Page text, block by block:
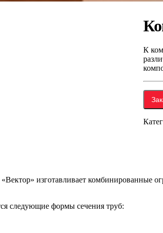
К
изготавливает комбинированные
следующие формы сечения труб: